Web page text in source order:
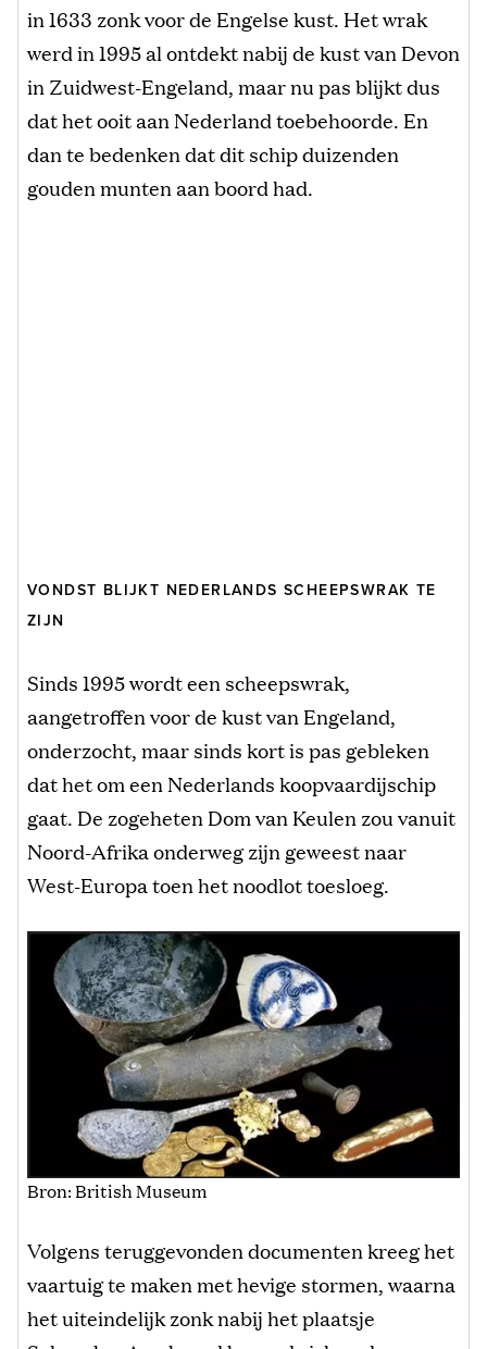
in 1633 zonk voor de Engelse kust. Het wrak
werd in 1995 al ontdekt nabij de kust van Devon
in Zuidwest-Engeland, maar nu pas blijkt dus
dat het ooit aan Nederland toebehoorde. En
dan te bedenken dat dit schip duizenden
gouden munten aan boord had.
VONDST BLIJKT NEDERLANDS SCHEEPSWRAK TE
ZIJN
Sinds 1995 wordt een scheepswrak,
aangetroffen voor de kust van Engeland,
onderzocht, maar sinds kort is pas gebleken
dat het om een Nederlands koopvaardijschip
gaat. De zogeheten Dom van Keulen zou vanuit
Noord-Afrika onderweg zijn geweest naar
West-Europa toen het noodlot toesloeg.
Bron: British Museum
Volgens teruggevonden documenten kreeg het
vaartuig te maken met hevige stormen, waarna
het uiteindelijk zonk nabij het plaatsje